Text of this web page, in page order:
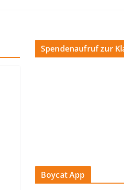
Spendenaufruf zur
Boycat App